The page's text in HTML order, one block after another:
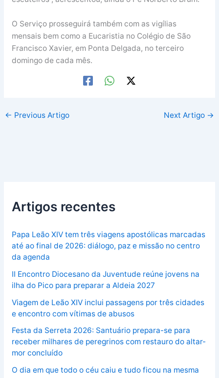
O Serviço prosseguirá também com as vigílias
mensais bem como a Eucaristia no Colégio de São
Francisco Xavier, em Ponta Delgada, no terceiro
domingo de cada mês.
← Previous Artigo Next Artigo →
Artigos recentes
Papa Leão XIV tem três viagens apostólicas marcadas
até ao final de 2026: diálogo, paz e missão no centro
da agenda
II Encontro Diocesano da Juventude reúne jovens na
ilha do Pico para preparar a Aldeia 2027
Viagem de Leão XIV inclui passagens por três cidades
e encontro com vítimas de abusos
Festa da Serreta 2026: Santuário prepara-se para
receber milhares de peregrinos com restauro do altar-
mor concluído
O dia em que todo o céu caiu e tudo ficou na mesma